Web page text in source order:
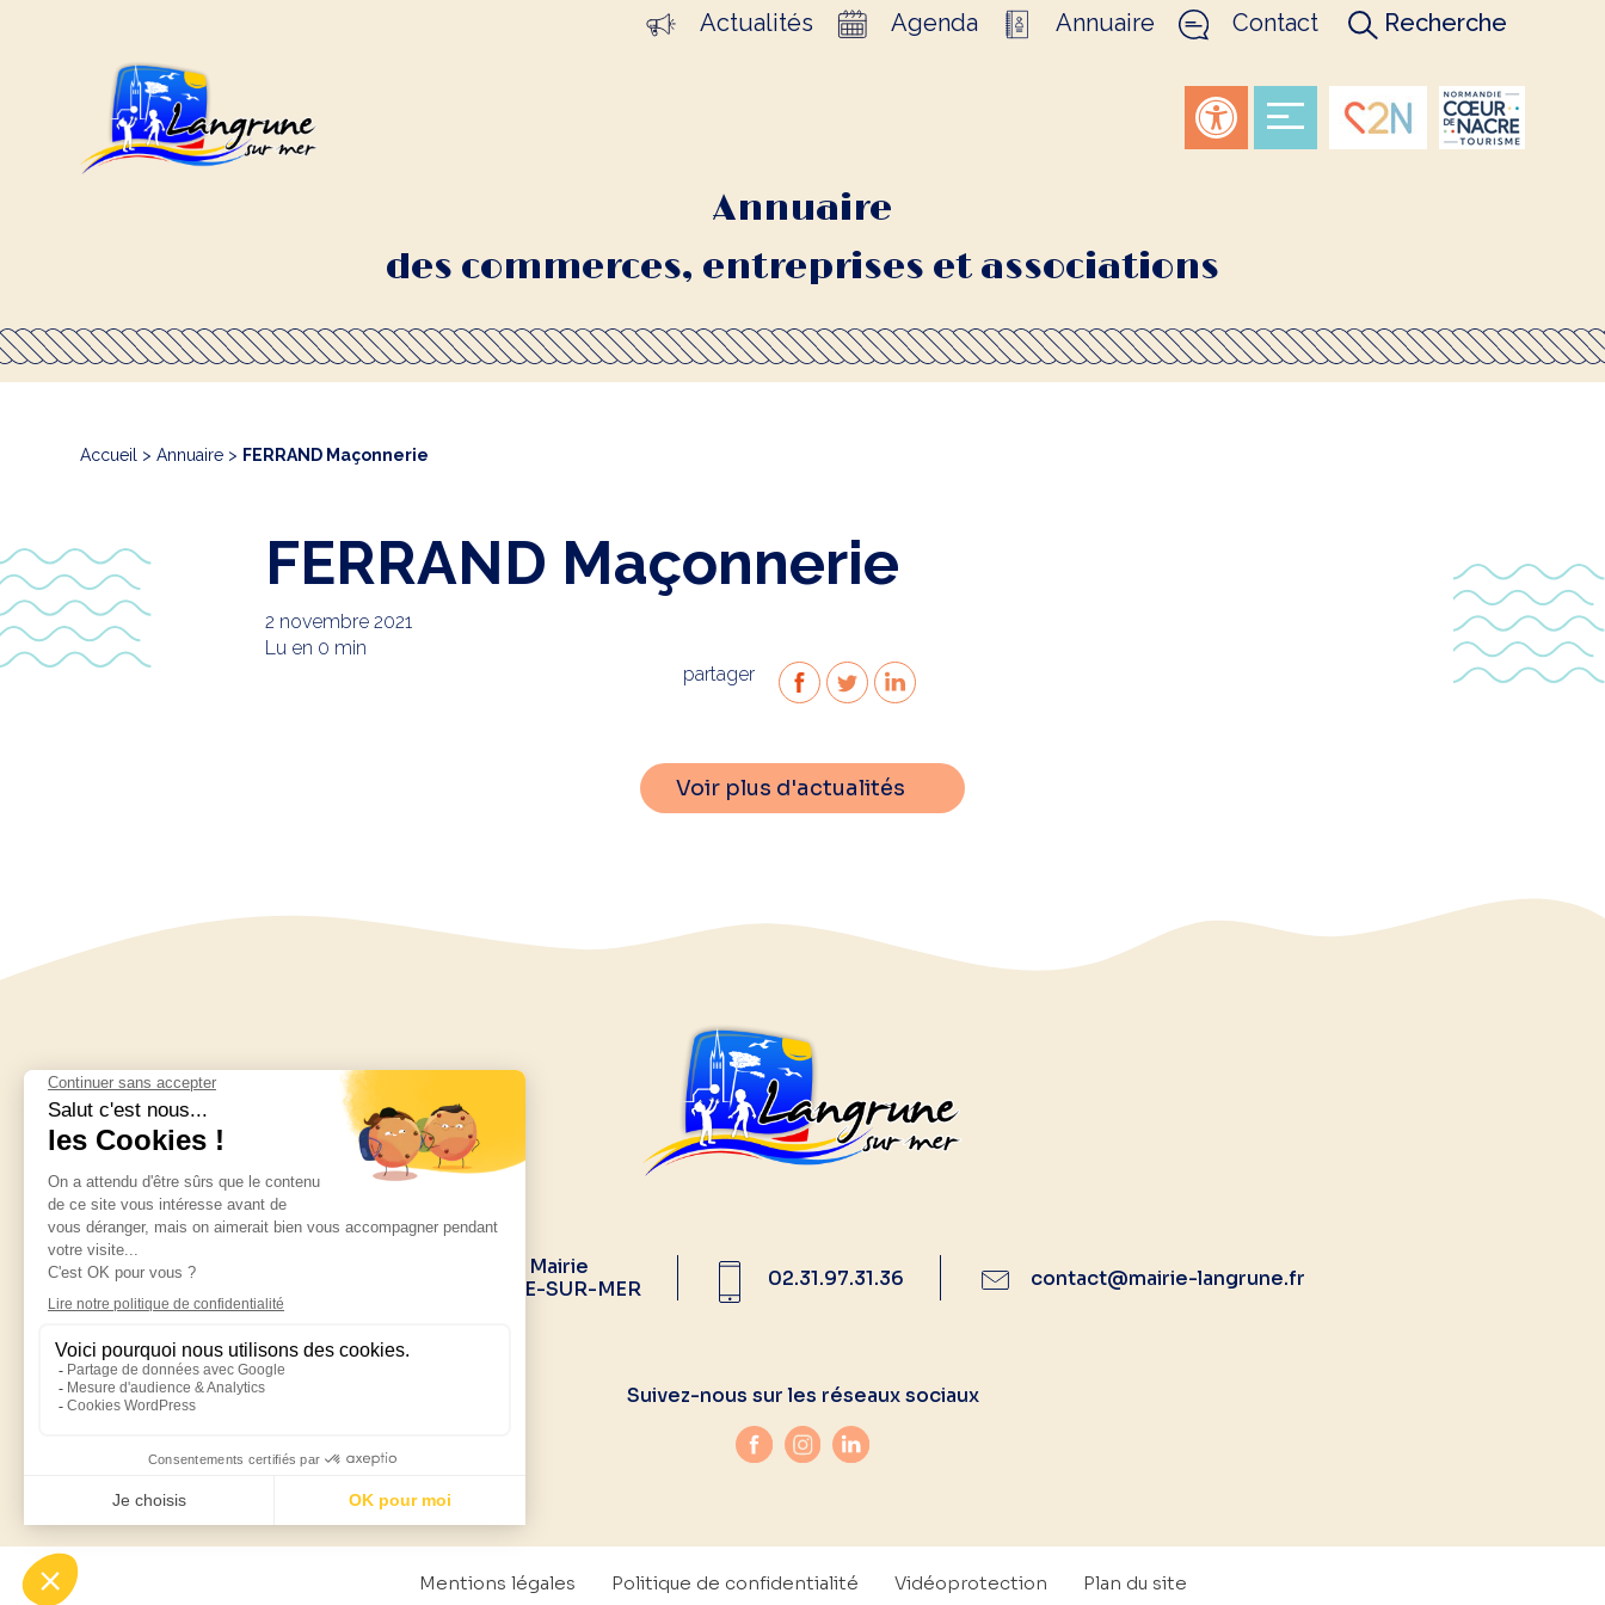
Actualités Agenda Annuaire Contact Recherche
Annuaire
des commerces, entreprises et associations
Accueil >Annuaire > FERRAND Maçonnerie
FERRAND Maçonnerie
2 novembre 2021
Lu en 0 min
partager
Voir plus d'actualités
22, rue de la Mairie
14830 LANGRUNE-SUR-MER
02.31.97.31.36 contact@mairie-langrune.fr
Suivez-nous sur les réseaux sociaux
Mentions légales Politique de confidentialité Vidéoprotection Plan du site